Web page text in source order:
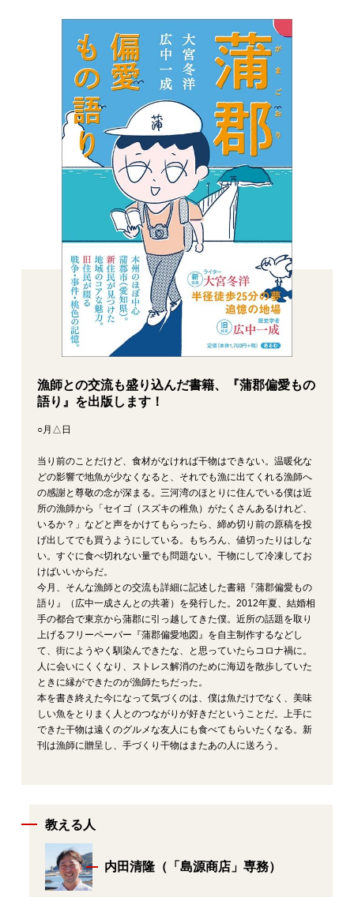
漁師との交流も盛り込んだ書籍、『蒲郡偏愛もの
語り』を出版します！
○月△日
当り前のことだけど、食材がなければ干物はできない。温暖化な
どの影響で地魚が少なくなると、それでも漁に出てくれる漁師へ
の感謝と尊敬の念が深まる。三河湾のほとりに住んでいる僕は近
所の漁師から「セイゴ（スズキの稚魚）がたくさんあるけれど、
いるか？」などと声をかけてもらったら、締め切り前の原稿を投
げ出してでも買うようにしている。もちろん、値切ったりはしな
い。すぐに食べ切れない量でも問題ない。干物にして冷凍してお
けばいいからだ。
今月、そんな漁師との交流も詳細に記述した書籍『蒲郡偏愛もの
語り』（広中一成さんとの共著）を発行した。2012年夏、結婚相
手の都合で東京から蒲郡に引っ越してきた僕。近所の話題を取り
上げるフリーペーパー『蒲郡偏愛地図』を自主制作するなどし
て、街にようやく馴染んできたな、と思っていたらコロナ禍に。
人に会いにくくなり、ストレス解消のために海辺を散歩していた
ときに縁ができたのが漁師たちだった。
本を書き終えた今になって気づくのは、僕は魚だけでなく、美味
しい魚をとりまく人とのつながりが好きだということだ。上手に
できた干物は遠くのグルメな友人にも食べてもらいたくなる。新
刊は漁師に贈呈し、手づくり干物はまたあの人に送ろう。
教える人
内田清隆（「島源商店」専務）